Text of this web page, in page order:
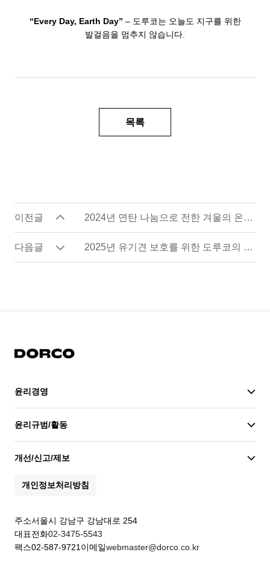
“Every Day, Earth Day” – 도루코는 오늘도 지구를 위한
발걸음을 멈추지 않습니다.
목록
이전글 2024년 연탄 나눔으로 전한 겨울의 온기와 희망
다음글 2025년 유기견 보호를 위한 도루코의 따뜻한 동행
도루코
윤리경영
윤리경영
윤리규범/활동
개선/신고/제보
개인정보처리방침
주소서울시 강남구 강남대로 254
대표전화02-3475-5543
팩스02-587-9721 이메일webmaster@dorco.co.kr